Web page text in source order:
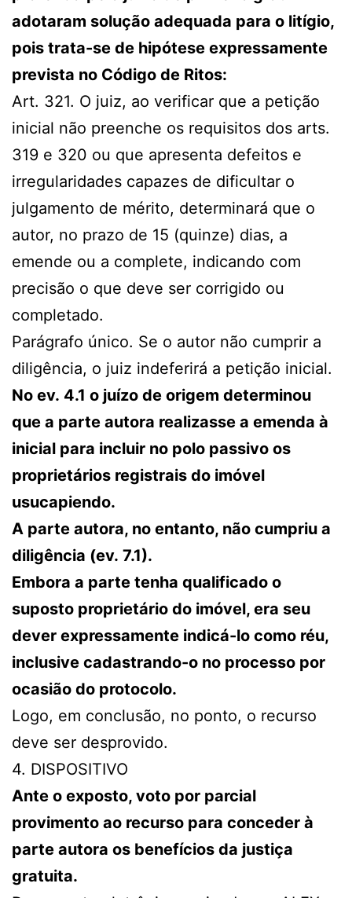
adotaram solução adequada para o litígio,
pois trata-se de hipótese expressamente
prevista no Código de Ritos:
Art. 321. O juiz, ao verificar que a petição
inicial não preenche os requisitos dos arts.
319 e 320 ou que apresenta defeitos e
irregularidades capazes de dificultar o
julgamento de mérito, determinará que o
autor, no prazo de 15 (quinze) dias, a
emende ou a complete, indicando com
precisão o que deve ser corrigido ou
completado.
Parágrafo único. Se o autor não cumprir a
diligência, o juiz indeferirá a petição inicial.
No ev. 4.1 o juízo de origem determinou
que a parte autora realizasse a emenda à
inicial para incluir no polo passivo os
proprietários registrais do imóvel
usucapiendo.
A parte autora, no entanto, não cumpriu a
diligência (ev. 7.1).
Embora a parte tenha qualificado o
suposto proprietário do imóvel, era seu
dever expressamente indicá-lo como réu,
inclusive cadastrando-o no processo por
ocasião do protocolo.
Logo, em conclusão, no ponto, o recurso
deve ser desprovido.
4. DISPOSITIVO
Ante o exposto, voto por parcial
provimento ao recurso para conceder à
parte autora os benefícios da justiça
gratuita.